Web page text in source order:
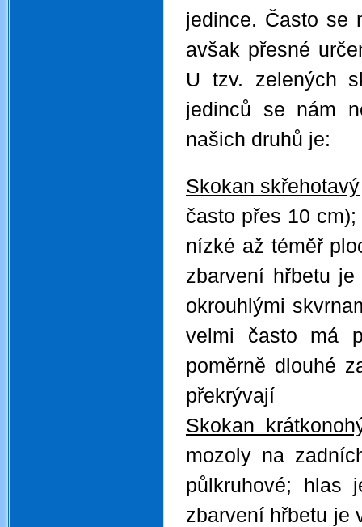
jedince. Často se
avšak přesné
U tzv. zelených
jedinců se nám
našich druhů je:
Skokan skřehotavý
často přes 10
nízké až téměř
zbarvení hřbetu
okrouhlými
velmi často má
poměrně dlouhé
překrývají
Skokan
mozoly na
půlkruhové; hlas
zbarvení hřbetu je